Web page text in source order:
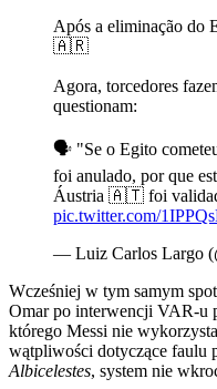
Após a eliminação
🇦🇷
Agora, torcedores
questionam:
🗣️ "Se o Egito
foi anulado, por que
Áustria 🇦🇹 foi
pic.twitter.com/
— Luiz Carlos Largo
Wcześniej w tym samym
Omar po interwencji VAR-u
którego Messi nie
wątpliwości dotyczące faulu
Albicelestes, system nie